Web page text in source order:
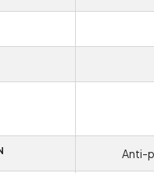
Anti-